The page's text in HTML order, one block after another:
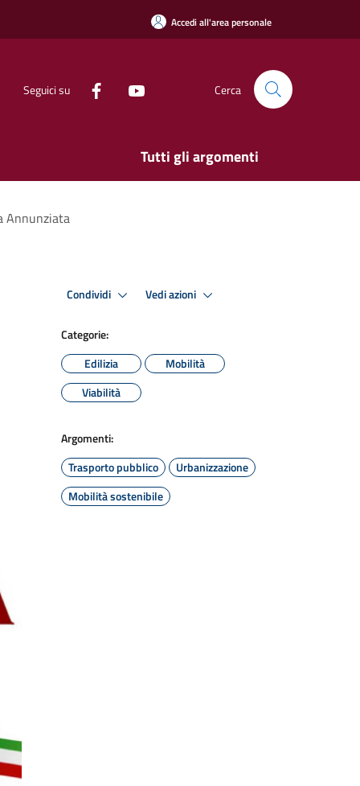
Accedi all'area personale
Seguici su Cerca
Tutti gli argomenti
Annunziata
Condividi Vedi azioni
Categorie:
Edilizia
Mobilità
Viabilità
Argomenti:
Trasporto pubblico
Urbanizzazione
Mobilità sostenibile